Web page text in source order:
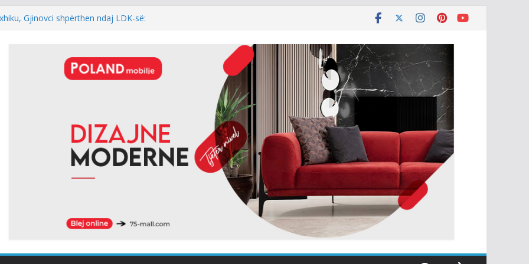
Gjinovci shpërthen ndaj LDK-së:
Kur rezultati zgjedhor është
për LDK’në papritmas
me armatosjen e Serbisë, e quan